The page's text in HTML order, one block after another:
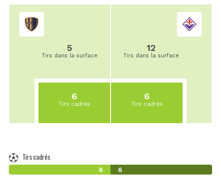
5
Tirs dans la surface
6
Tirs cadrés
12
Tirs dans la surface
6
Tirs cadrés
Tirs cadrés
6 6